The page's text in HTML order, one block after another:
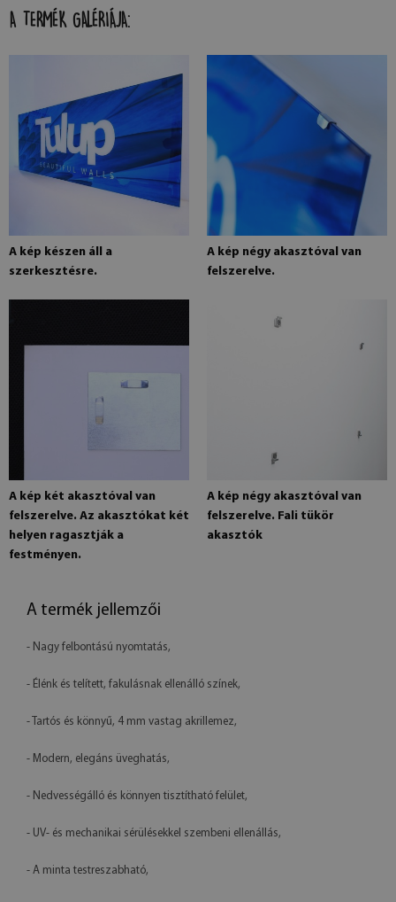
A TERMÉK GALÉRIÁJA:
A kép készen áll a
szerkesztésre.
A kép négy akasztóval van
felszerelve.
A kép két akasztóval van
felszerelve. Az akasztókat két
helyen ragasztják a
festményen.
A kép négy akasztóval van
felszerelve. Fali tükör
akasztók
A termék jellemzői
- Nagy felbontású nyomtatás,
- Élénk és telített, fakulásnak ellenálló színek,
- Tartós és könnyű, 4 mm vastag akrillemez,
- Modern, elegáns üveghatás,
- Nedvességálló és könnyen tisztítható felület,
- UV- és mechanikai sérülésekkel szembeni ellenállás,
- A minta testreszabható,